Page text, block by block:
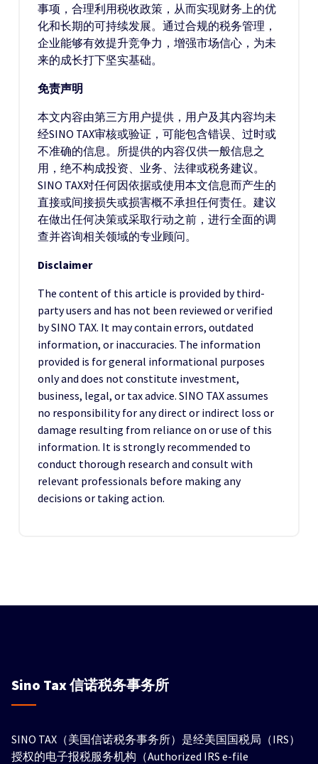
事项，合理利用税收政策，从而实现财务上的优
化和长期的可持续发展。通过合规的税务管理，
企业能够有效提升竞争力，增强市场信心，为未
来的成长打下坚实基础。
免责声明
本文内容由第三方用户提供，用户及其内容均未
经SINO TAX审核或验证，可能包含错误、过时或
不准确的信息。所提供的内容仅供一般信息之
用，绝不构成投资、业务、法律或税务建议。
SINO TAX对任何因依据或使用本文信息而产生的
直接或间接损失或损害概不承担任何责任。建议
在做出任何决策或采取行动之前，进行全面的调
查并咨询相关领域的专业顾问。
Disclaimer
The content of this article is provided by third-
party users and has not been reviewed or verified
by SINO TAX. It may contain errors, outdated
information, or inaccuracies. The information
provided is for general informational purposes
only and does not constitute investment,
business, legal, or tax advice. SINO TAX assumes
no responsibility for any direct or indirect loss or
damage resulting from reliance on or use of this
information. It is strongly recommended to
conduct thorough research and consult with
relevant professionals before making any
decisions or taking action.
Sino Tax信诺税务事务所
SINO TAX（美国信诺税务事务所）是经美国国税局（IRS）
授权的电子报税服务机构（Authorized IRS e-file